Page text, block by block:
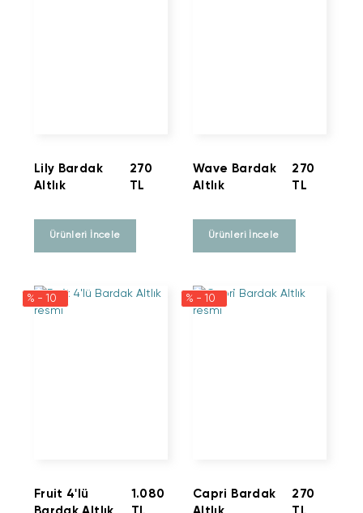
Lily Bardak
Altlık
270
TL
Ürünleri İncele
Wave Bardak
Altlık
270
TL
Ürünleri İncele
% - 10
Fruit 4'lü
1.080
% - 10
Capri Bardak
270